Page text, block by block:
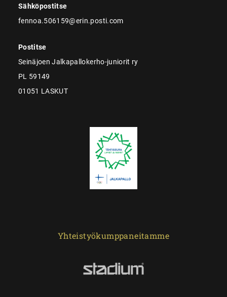
Sähköpostitse
fennoa.506159@erin.posti.com
Postitse
Seinäjoen Jalkapallokerho-juniorit ry
PL 59149
01051 LASKUT
Yhteistyökumppaneitamme